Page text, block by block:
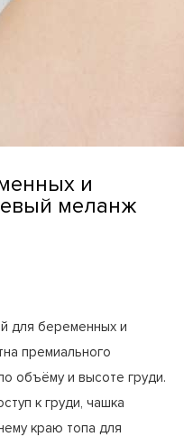
и
меланж
для беременных и
премиального
объёму и высоте груди.
к груди, чашка
краю топа для